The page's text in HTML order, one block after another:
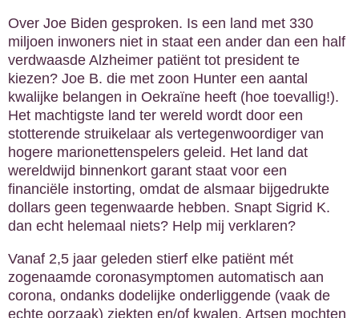
Over Joe Biden gesproken. Is een land met 330
miljoen inwoners niet in staat een ander dan een half
verdwaasde Alzheimer patiënt tot president te
kiezen? Joe B. die met zoon Hunter een aantal
kwalijke belangen in Oekraïne heeft (hoe toevallig!).
Het machtigste land ter wereld wordt door een
stotterende struikelaar als vertegenwoordiger van
hogere marionettenspelers geleid. Het land dat
wereldwijd binnenkort garant staat voor een
financiële instorting, omdat de alsmaar bijgedrukte
dollars geen tegenwaarde hebben. Snapt Sigrid K.
dan echt helemaal niets? Help mij verklaren?
Vanaf 2,5 jaar geleden stierf elke patiënt mét
zogenaamde coronasymptomen automatisch aan
corona, ondanks dodelijke onderliggende (vaak de
echte oorzaak) ziekten en/of kwalen. Artsen mochten